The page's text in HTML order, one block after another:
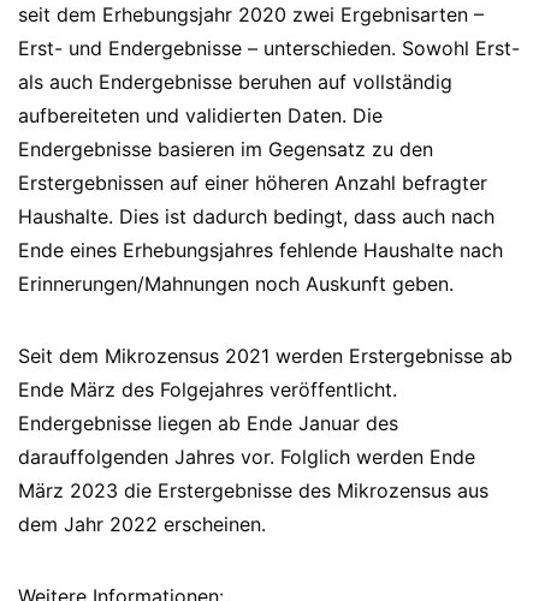
seit dem Erhebungsjahr 2020 zwei Ergebnisarten –
Erst- und Endergebnisse – unterschieden. Sowohl Erst-
als auch Endergebnisse beruhen auf vollständig
aufbereiteten und validierten Daten. Die
Endergebnisse basieren im Gegensatz zu den
Erstergebnissen auf einer höheren Anzahl befragter
Haushalte. Dies ist dadurch bedingt, dass auch nach
Ende eines Erhebungsjahres fehlende Haushalte nach
Erinnerungen/Mahnungen noch Auskunft geben.
Seit dem Mikrozensus 2021 werden Erstergebnisse ab
Ende März des Folgejahres veröffentlicht.
Endergebnisse liegen ab Ende Januar des
darauffolgenden Jahres vor. Folglich werden Ende
März 2023 die Erstergebnisse des Mikrozensus aus
dem Jahr 2022 erscheinen.